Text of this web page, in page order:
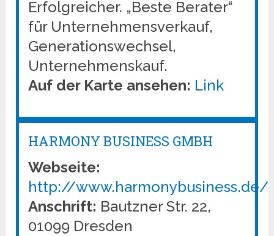
Erfolgreicher. „Beste Berater“
für Unternehmensverkauf,
Generationswechsel,
Unternehmenskauf.
Auf der Karte ansehen: Link
HARMONY BUSINESS GMBH
Webseite:
http://www.harmonybusiness.de/
Anschrift: Bautzner Str. 22,
01099 Dresden